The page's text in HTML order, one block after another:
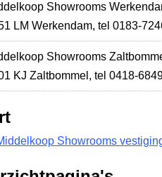
Showrooms
LM Werkendam, tel 0183-
Showrooms
KJ Zaltbommel , tel 0418-
Showrooms